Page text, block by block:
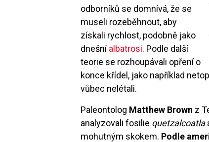
odborníků se domnívá, že se
museli rozeběhnout, aby
získali rychlost, podobně jako
dnešníalbatrosi. Podle další
teorie se rozhoupávali opření o
konce křídel, jako například
vůbec nelétali.
Paleontolog Matthew Brown z
analyzovali fosilie quetzalcoatla
mohutným skokem. Podle